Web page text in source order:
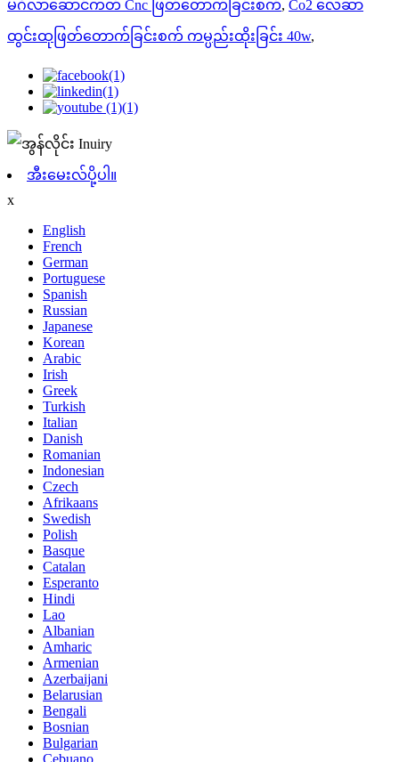
မင်္ဂလာဆောင်ကတ် Cnc ဖြတ်တောက်ခြင်းစက်, Co2 လေဆာ
ထွင်းထုဖြတ်တောက်ခြင်းစက် ကမ္ပည်းထိုးခြင်း 40w,
အီးမေးလ်ပို့ပါ။
x
English
French
German
Portuguese
Spanish
Russian
Japanese
Korean
Arabic
Irish
Greek
Turkish
Italian
Danish
Romanian
Indonesian
Czech
Afrikaans
Swedish
Polish
Basque
Catalan
Esperanto
Hindi
Lao
Albanian
Amharic
Armenian
Azerbaijani
Belarusian
Bengali
Bosnian
Bulgarian